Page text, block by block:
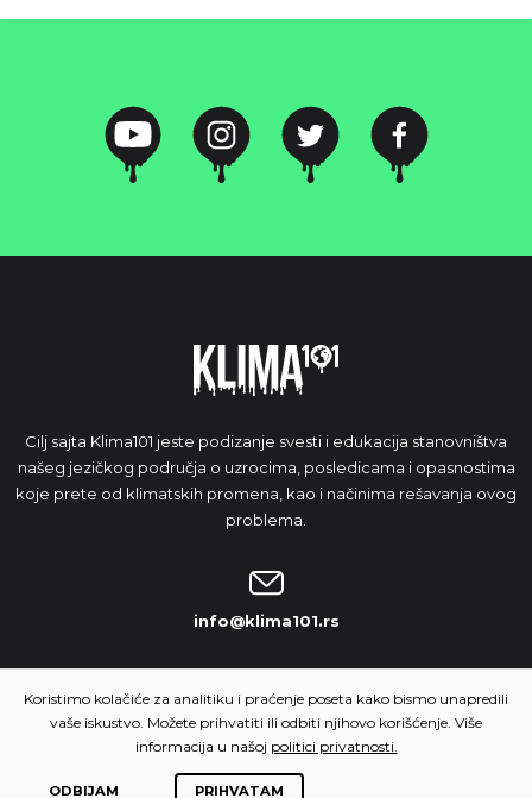
Cilj sajta Klima101 jeste podizanje svesti i edukacija stanovništva
našeg jezičkog područja o uzrocima, posledicama i opasnostima
koje prete od klimatskih promena, kao i načinima rešavanja ovog
problema.
info@klima101.rs
NAŠA IDEJA
Koristimo kolačiće za analitiku i praćenje poseta kako bismo unapredili
vaše iskustvo. Možete prihvatiti ili odbiti njihovo korišćenje. Više
informacija u našoj politici privatnosti.
ODBIJAM PRIHVATAM